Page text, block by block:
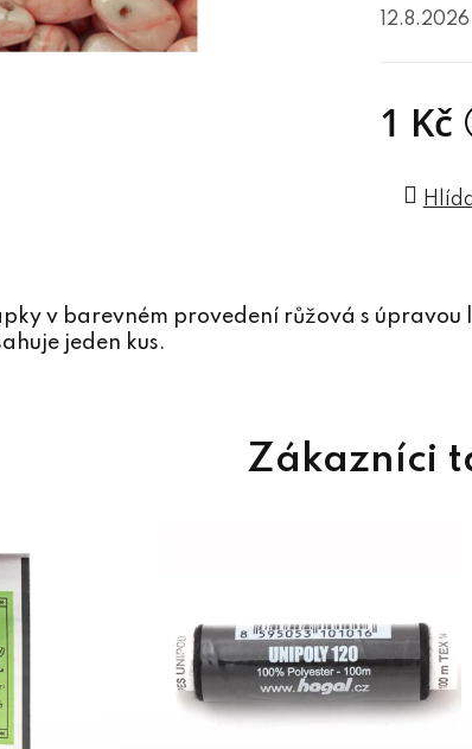
12.8.2026
1 Kč
v barevném provedení růžová s úpravou
jeden kus.